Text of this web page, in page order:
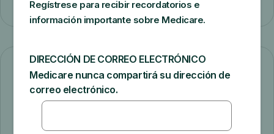
Enfermedad renal terminal
La Enfermedad Renal en Etapa Final